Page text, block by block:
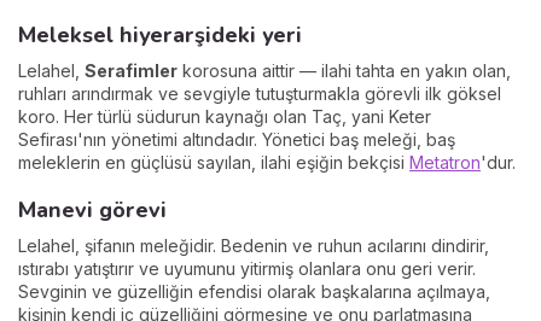
Meleksel hiyerarşideki yeri
Lelahel, Serafimler korosuna aittir — ilahi tahta en yakın olan,
ruhları arındırmak ve sevgiyle tutuşturmakla görevli ilk göksel
koro. Her türlü südurun kaynağı olan Taç, yani Keter
Sefirası'nın yönetimi altındadır. Yönetici baş meleği, baş
meleklerin en güçlüsü sayılan, ilahi eşiğin bekçisi Metatron'dur.
Manevi görevi
Lelahel, şifanın meleğidir. Bedenin ve ruhun acılarını dindirir,
ıstırabı yatıştırır ve uyumunu yitirmiş olanlara onu geri verir.
Sevginin ve güzelliğin efendisi olarak başkalarına açılmaya,
kişinin kendi iç güzelliğini görmesine ve onu parlatmasına